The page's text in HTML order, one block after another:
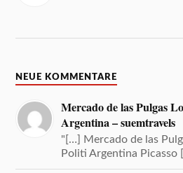
NEUE KOMMENTARE
Mercado de las Pulgas
Argentina – suemtravels
"[…] Mercado de las
Politi Argentina Picasso